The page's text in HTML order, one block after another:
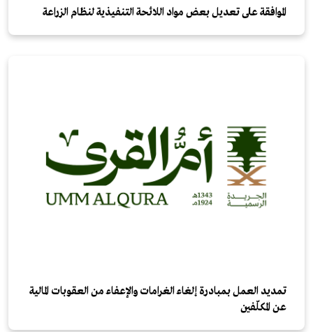
الموافقة على تعديل بعض مواد اللائحة التنفيذية لنظام الزراعة
تمديد العمل بمبادرة إلغاء الغرامات والإعفاء من العقوبات المالية
عن المكلّفين